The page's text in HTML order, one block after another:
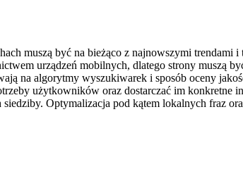
muszą być na bieżąco z najnowszymi trendami
urządzeń mobilnych, dlatego strony muszą
na algorytmy wyszukiwarek i sposób oceny
użytkowników oraz dostarczać im
Optymalizacja pod kątem lokalnych fraz